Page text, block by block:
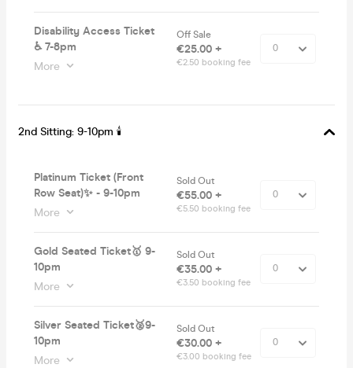
Disability Access Ticket
♿️ 7-8pm
More
Off Sale
€25.00 +
€2.50 booking fee
2nd Sitting: 9-10pm 🕯
Platinum Ticket (Front
Row Seat)✨ - 9-10pm
More
Sold Out
€55.00 +
€5.50 booking fee
Gold Seated Ticket🥇 9-
10pm
More
Sold Out
€35.00 +
€3.50 booking fee
Silver Seated Ticket🥈9-
10pm
More
Sold Out
€30.00 +
€3.00 booking fee